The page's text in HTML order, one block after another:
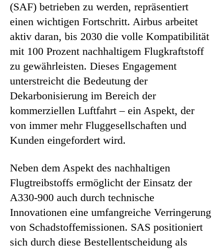
(SAF) betrieben zu werden, repräsentiert
einen wichtigen Fortschritt. Airbus arbeitet
aktiv daran, bis 2030 die volle Kompatibilität
mit 100 Prozent nachhaltigem Flugkraftstoff
zu gewährleisten. Dieses Engagement
unterstreicht die Bedeutung der
Dekarbonisierung im Bereich der
kommerziellen Luftfahrt – ein Aspekt, der
von immer mehr Fluggesellschaften und
Kunden eingefordert wird.
Neben dem Aspekt des nachhaltigen
Flugtreibstoffs ermöglicht der Einsatz der
A330-900 auch durch technische
Innovationen eine umfangreiche Verringerung
von Schadstoffemissionen. SAS positioniert
sich durch diese Bestellentscheidung als